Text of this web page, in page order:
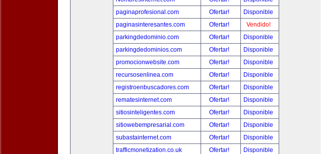
paginaprofesional.com
Ofertar!
Disponible
paginasinteresantes.com
Ofertar!
Vendido!
parkingdedominio.com
Ofertar!
Disponible
parkingdedominios.com
Ofertar!
Disponible
promocionwebsite.com
Ofertar!
Disponible
recursosenlinea.com
Ofertar!
Disponible
registroenbuscadores.com
Ofertar!
Disponible
rematesinternet.com
Ofertar!
Disponible
sitiosinteligentes.com
Ofertar!
Disponible
sitiowebempresarial.com
Ofertar!
Disponible
subastainternet.com
Ofertar!
Disponible
trafficmonetization.co.uk
Ofertar!
Disponible